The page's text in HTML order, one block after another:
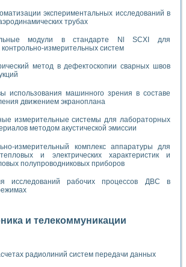
экспериментальных исследований в
трубах
модули в стандарте Nl SCXI для
контрольно-измерительных систем
метод в дефектоскопии сварных швов
использования машинного зрения в составе
движением экраноплана
измерительные системы для лабораторных
методом акустической эмиссии
измерительный комплекс аппаратуры для
и электрических характеристик и
полупроводниковых приборов
исследований рабочих процессов ДВС в
и телекоммуникации
радиолиний систем передачи данных